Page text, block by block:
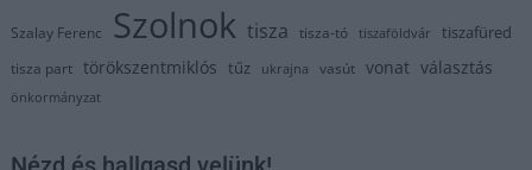
Szalay Ferenc Szolnok tisza tisza-tó tiszaföldvár tiszafüred
tisza part törökszentmiklós tűz ukrajna vasút vonat választás
önkormányzat